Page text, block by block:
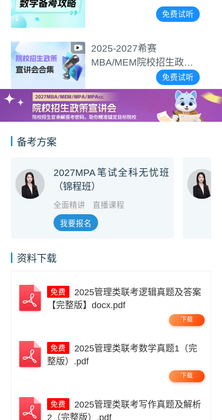
免费试听
2025-2027希赛
MBA/MEM院校招生政策
宣讲会合集
免费试听
备考方案
2027MPA笔试全科无忧班
（锦程班）
全面精讲 直播课程
我要报名
资料下载
【完整版】docx.pdf
下载
整版）.pdf
下载
2（完整版）.pdf